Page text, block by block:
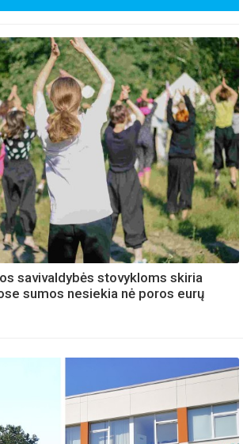
savivaldybės stovykloms skiria
sumos nesiekia nė poros eurų